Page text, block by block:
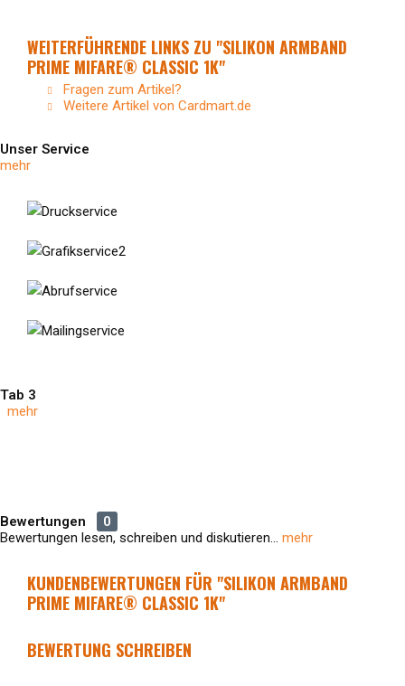
WEITERFÜHRENDE LINKS ZU "SILIKON ARMBAND
PRIME MIFARE® CLASSIC 1K"
Fragen zum Artikel?
Weitere Artikel von Cardmart.de
Unser Service
mehr
Tab 3
mehr
Bewertungen
0
Bewertungen lesen, schreiben und diskutieren... mehr
KUNDENBEWERTUNGEN FÜR "SILIKON ARMBAND
PRIME MIFARE® CLASSIC 1K"
BEWERTUNG SCHREIBEN